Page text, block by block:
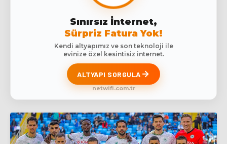
Sınırsız İnternet,
Sürpriz Fatura Yok!
Kendi altyapımız ve son teknoloji ile
evinize özel kesintisiz internet.
ALTYAPI SORGULA
netwifi.com.tr